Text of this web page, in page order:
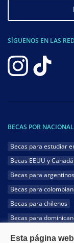
SÍGUENOS EN LAS
BECAS POR
Becas para estudiar
Becas EEUU y Canadá
Becas para argentinos
Becas para
Becas para chilenos
Becas para